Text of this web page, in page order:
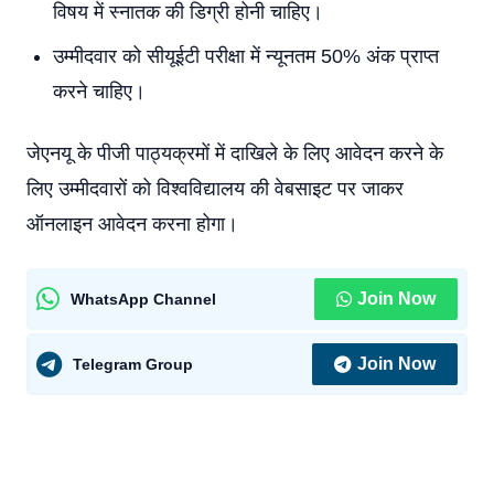
विषय में स्नातक की डिग्री होनी चाहिए।
उम्मीदवार को सीयूईटी परीक्षा में न्यूनतम 50% अंक प्राप्त
करने चाहिए।
जेएनयू के पीजी पाठ्यक्रमों में दाखिले के लिए आवेदन करने के
लिए उम्मीदवारों को विश्वविद्यालय की वेबसाइट पर जाकर
ऑनलाइन आवेदन करना होगा।
WhatsApp Channel Join Now
Telegram Group Join Now